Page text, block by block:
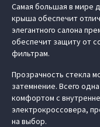
Самая большая в мире
крыша обеспечит
элегантного салона
обеспечит защиту от
фильтрам.
Прозрачность стекла
затемнение. Всего
комфортом с
электрокроссовера,
на выбор.